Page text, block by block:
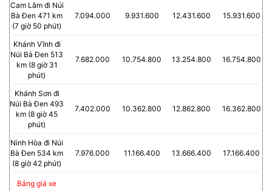
Cam Lâm đi Núi
Bà Đen 471 km
(7 giờ 50 phút)
7.094.000 9.931.600 12.431.600 15.931.600
Khánh Vĩnh đi
Núi Bà Đen 513
km (8 giờ 31
phút)
7.682.000 10.754.800 13.254.800 16.754.800
Khánh Sơn đi
Núi Bà Đen 493
km (8 giờ 45
phút)
7.402.000 10.362.800 12.862.800 16.362.800
Ninh Hòa đi Núi
Bà Đen 534 km
(8 giờ 42 phút)
7.976.000 11.166.400 13.666.400 17.166.400
Bảng giá xe